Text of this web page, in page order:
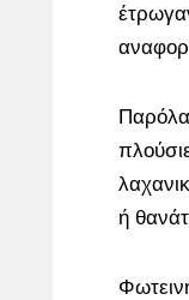
Παρόλα
ή